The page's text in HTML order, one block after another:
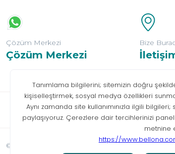
Çözüm Merkezi
Çözüm Merkezi
Bize
© Tüm hakları saklıdır. Bellona 2026